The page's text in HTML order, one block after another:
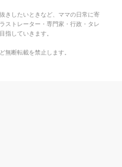
きしたいときなど、ママの日常に寄
ストレーター・専門家・行政・タレ
指していきます。
無断転載を禁止します。